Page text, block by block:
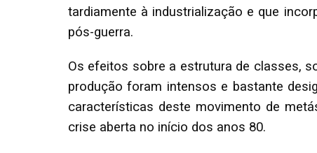
tardiamente à industrialização e que
pós-guerra.
Os efeitos sobre a estrutura de classes,
produção foram intensos e bastante
características deste movimento de
crise aberta no início dos anos 80.